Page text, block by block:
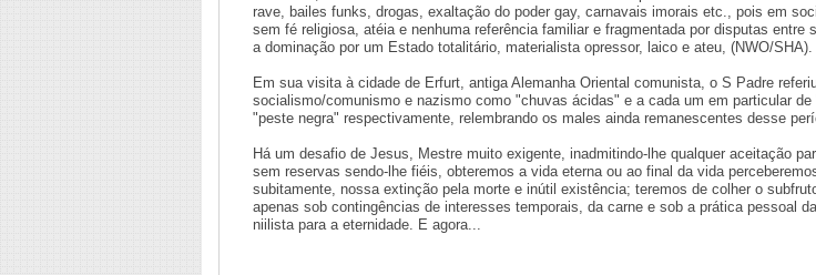
rave, bailes funks, drogas, exaltação do poder gay, carnavais imorais etc., pois em
sem fé religiosa, atéia e nenhuma referência familiar e fragmentada por disputas entre
a dominação por um Estado totalitário, materialista opressor, laico e ateu, (NWO/SHA).
Em sua visita à cidade de Erfurt, antiga Alemanha Oriental comunista, o S Padre
socialismo/comunismo e nazismo como "chuvas ácidas" e a cada um em particular
"peste negra" respectivamente, relembrando os males ainda remanescentes desse
Há um desafio de Jesus, Mestre muito exigente, inadmitindo-lhe qualquer aceitação
sem reservas sendo-lhe fiéis, obteremos a vida eterna ou ao final da vida
subitamente, nossa extinção pela morte e inútil existência; teremos de colher o
apenas sob contingências de interesses temporais, da carne e sob a prática pessoal
niilista para a eternidade. E agora...